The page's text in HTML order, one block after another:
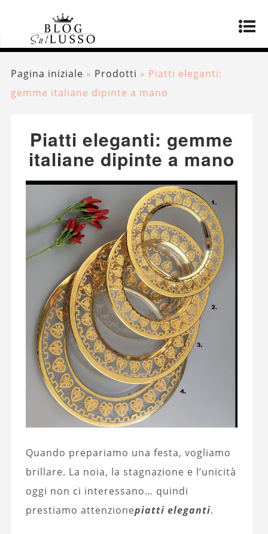
Pagina iniziale » Prodotti » Piatti eleganti:
gemme italiane dipinte a mano
Piatti eleganti: gemme
italiane dipinte a mano
Quando prepariamo una festa, vogliamo
brillare. La noia, la stagnazione e l’unicità
oggi non ci interessano… quindi
prestiamo attenzionepiatti eleganti.